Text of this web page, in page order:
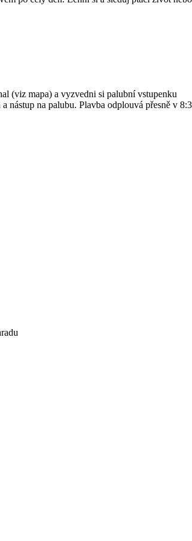
(viz mapa) a vyzvedni si palubní vstupenku
nástup na palubu. Plavba odplouvá přesně v